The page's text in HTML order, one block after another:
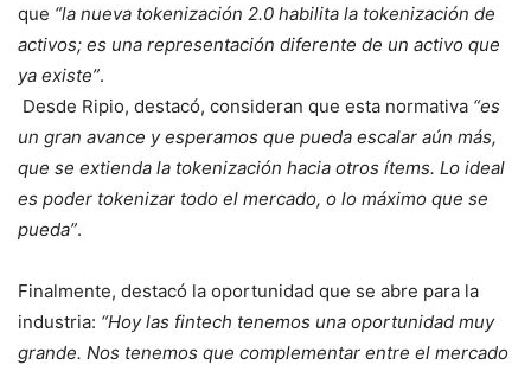
que “la nueva tokenización 2.0 habilita la tokenización de
activos; es una representación diferente de un activo que
ya existe”.
Desde Ripio, destacó, consideran que esta normativa “es
un gran avance y esperamos que pueda escalar aún más,
que se extienda la tokenización hacia otros ítems. Lo ideal
es poder tokenizar todo el mercado, o lo máximo que se
pueda”.
Finalmente, destacó la oportunidad que se abre para la
industria: “Hoy las fintech tenemos una oportunidad muy
grande. Nos tenemos que complementar entre el mercado